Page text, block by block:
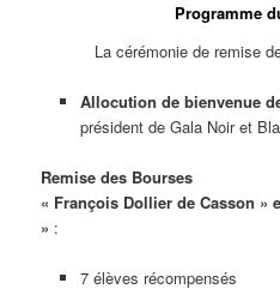
Programme
La cérémonie de remise
Allocution de bienvenue
président de Gala Noir et
Remise des Bourses
« François Dollier de Casson »
» :
7 élèves récompensés